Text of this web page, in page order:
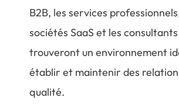
B2B, les services
sociétés SaaS et les
trouveront un environnement
établir et maintenir des
qualité.